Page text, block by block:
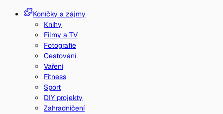
Koníčky a zájmy
Knihy
Filmy a TV
Fotografie
Cestování
Vaření
Fitness
Sport
DIY projekty
Zahradničení